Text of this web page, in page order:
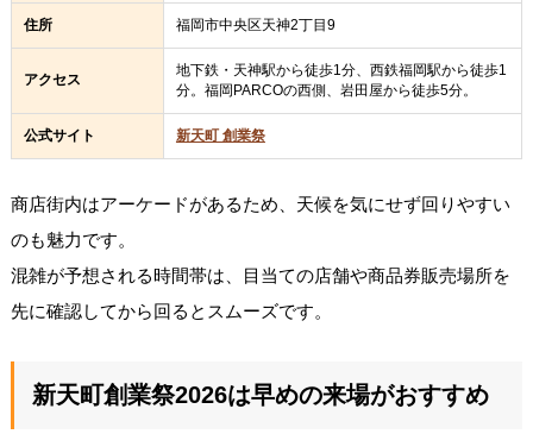
住所 福岡市中央区天神2丁目9
アクセス
地下鉄・天神駅から徒歩1分、西鉄福岡駅から徒歩1
分。福岡PARCOの西側、岩田屋から徒歩5分。
公式サイト 新天町 創業祭
商店街内はアーケードがあるため、天候を気にせず回りやすい
のも魅力です。
混雑が予想される時間帯は、目当ての店舗や商品券販売場所を
先に確認してから回るとスムーズです。
新天町創業祭2026は早めの来場がおすすめ